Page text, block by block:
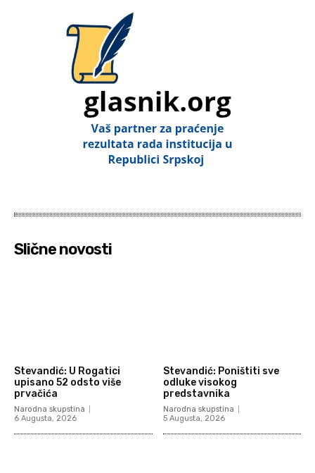
Slične novosti
Stevandić: U Rogatici
upisano 52 odsto više
prvačića
Narodna skupstina
6 Augusta, 2026
Stevandić: Poništiti sve
odluke visokog
predstavnika
Narodna skupstina
5 Augusta, 2026